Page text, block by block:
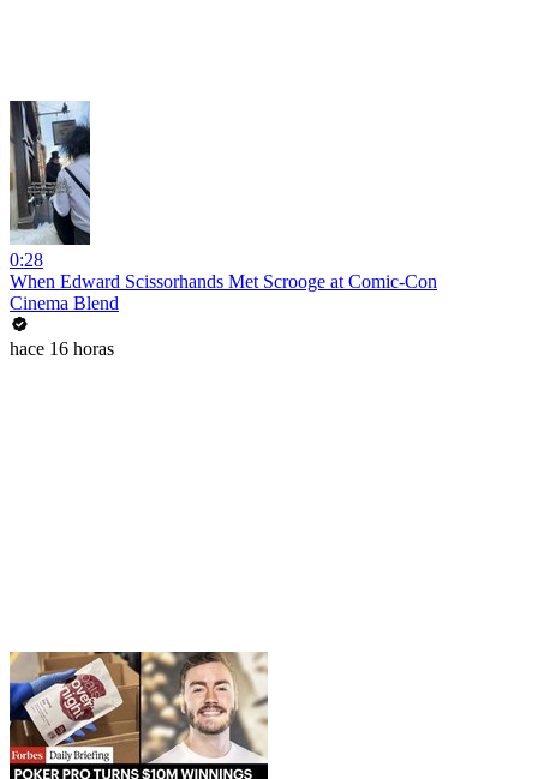
0:28
When Edward Scissorhands Met Scrooge at Comic-Con
Cinema Blend
hace 16 horas